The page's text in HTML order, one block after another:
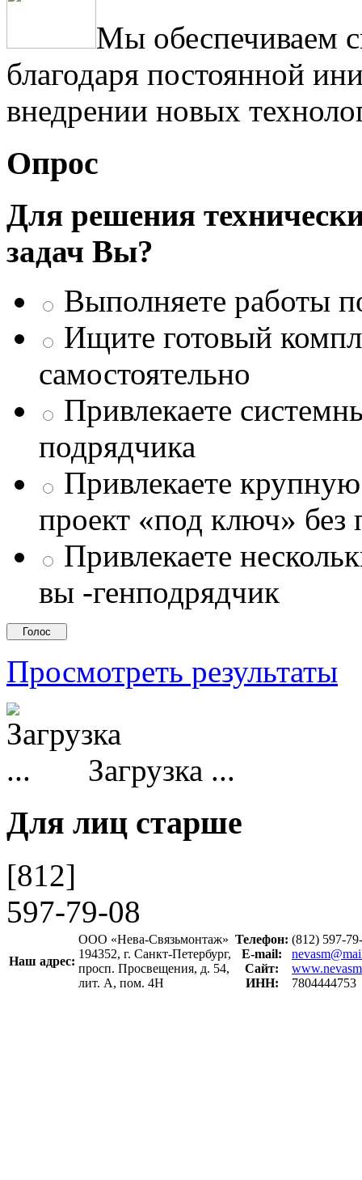
Мы обеспечиваем
благодаря постоянной
внедрении новых
Опрос
Для решения
задач Вы?
Выполняете работы
Ищите готовый
самостоятельно
Привлекаете
подрядчика
Привлекаете
проект «под ключ» без
Привлекаете
вы -генподрядчик
Просмотреть результаты
Загрузка ...
Для лиц старше
[812]
597-79-08
Наш адрес:
ООО «Нева-Связьмонтаж»
194352, г. Санкт-Петербург,
просп. Просвещения, д. 54,
лит. А, пом. 4Н
Телефон:
E-mail:
Сайт:
ИНН:
(812) 597-
7804444753